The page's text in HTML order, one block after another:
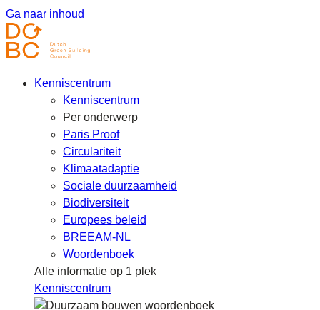
Ga naar inhoud
Kenniscentrum
Kenniscentrum
Per onderwerp
Paris Proof
Circulariteit
Klimaatadaptie
Sociale duurzaamheid
Biodiversiteit
Europees beleid
BREEAM-NL
Woordenboek
Alle informatie op 1 plek
Kenniscentrum